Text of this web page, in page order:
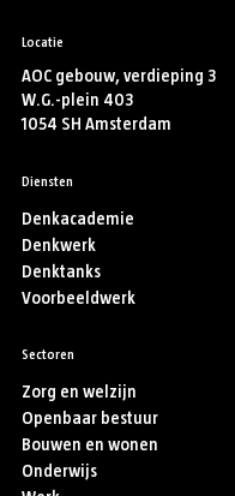
Locatie
AOC gebouw, verdieping 3
W.G.-plein 403
1054 SH Amsterdam
Diensten
Denkacademie
Denkwerk
Denktanks
Voorbeeldwerk
Sectoren
Zorg en welzijn
Openbaar bestuur
Bouwen en wonen
Onderwijs